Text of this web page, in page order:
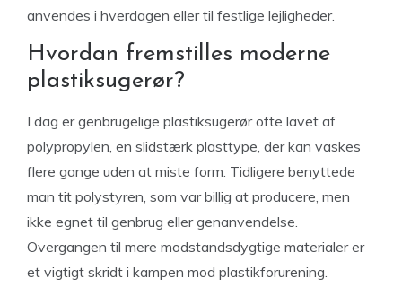
anvendes i hverdagen eller til festlige lejligheder.
Hvordan fremstilles moderne
plastiksugerør?
I dag er genbrugelige plastiksugerør ofte lavet af
polypropylen, en slidstærk plasttype, der kan vaskes
flere gange uden at miste form. Tidligere benyttede
man tit polystyren, som var billig at producere, men
ikke egnet til genbrug eller genanvendelse.
Overgangen til mere modstandsdygtige materialer er
et vigtigt skridt i kampen mod plastikforurening.